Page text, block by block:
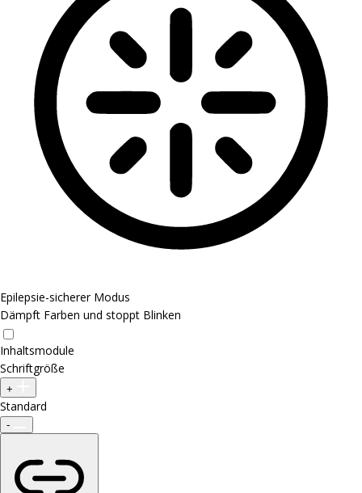
Epilepsie-sicherer Modus
Dämpft Farben und stoppt Blinken
Inhaltsmodule
Schriftgröße
+
Standard
-